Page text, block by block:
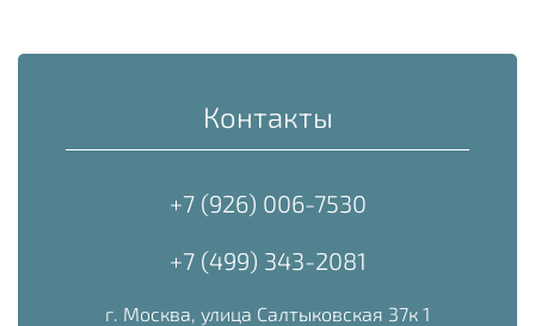
Контакты
+7 (926) 006-7530
+7 (499) 343-2081
г. Москва, улица Салтыковская 37к 1